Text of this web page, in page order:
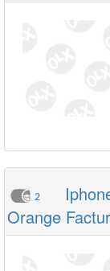
2
Orange